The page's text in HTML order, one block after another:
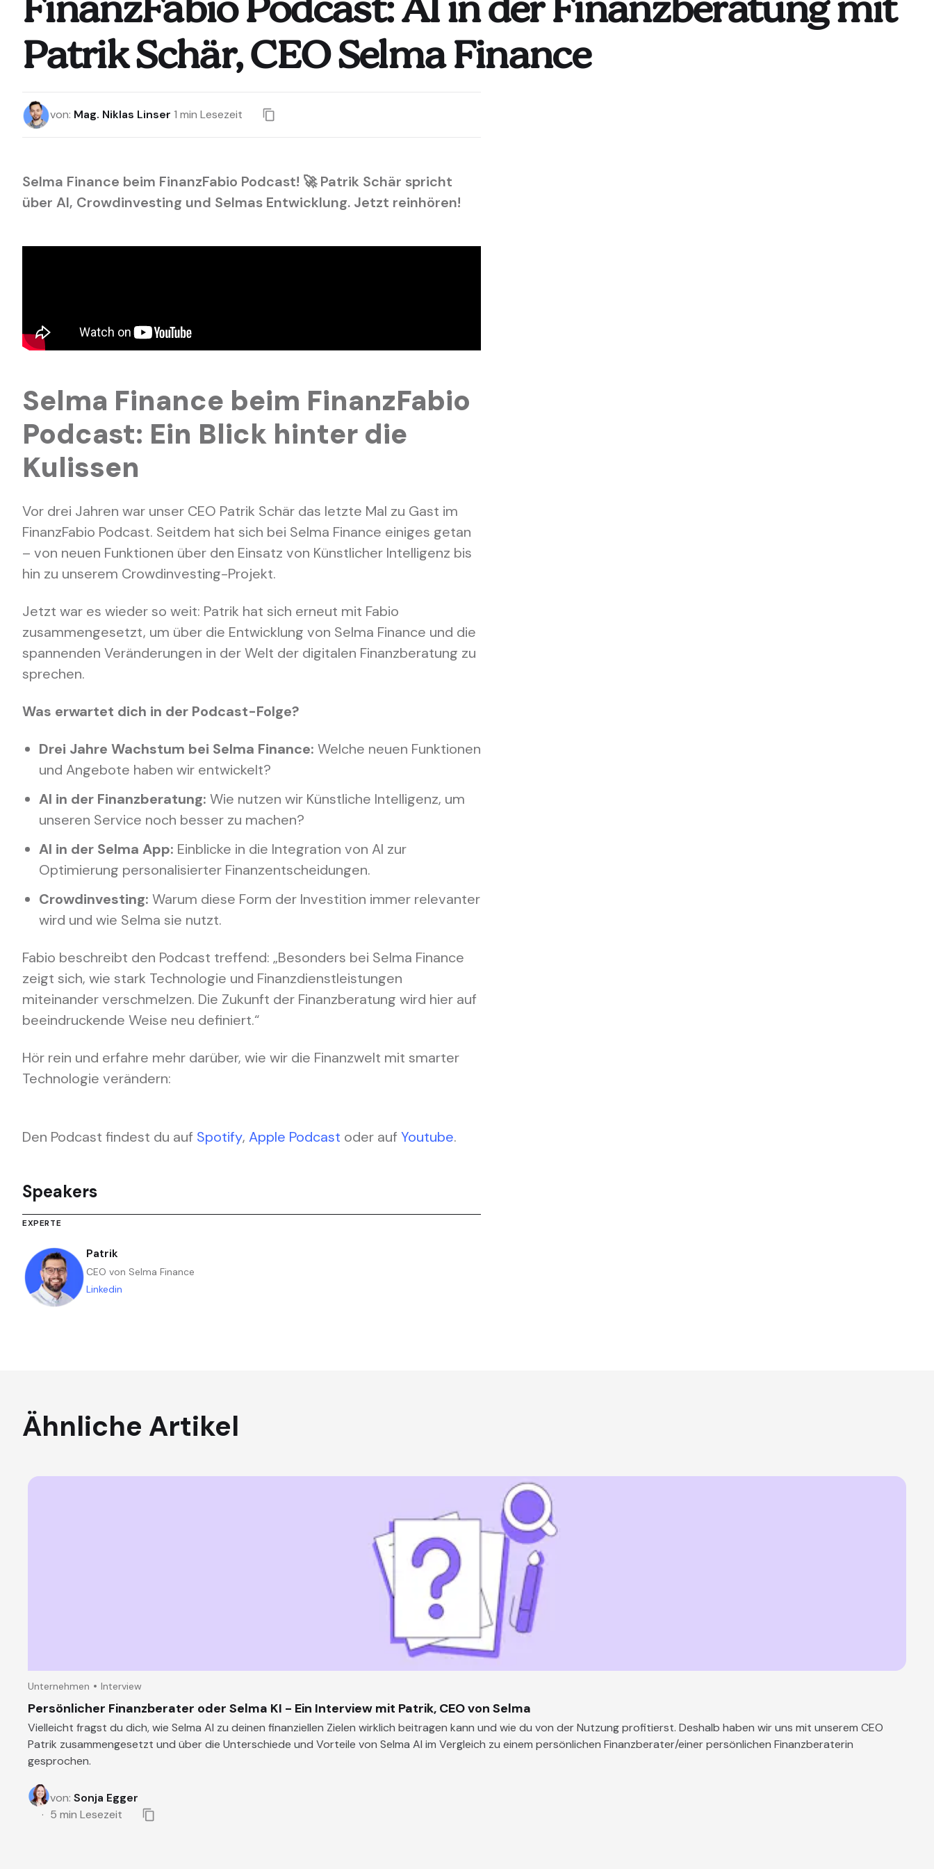
FinanzFabio Podcast: AI in der Finanz­be­ra­tung mit
Patrik Schär, CEO Selma Finance
von: Mag. Niklas Linser 1 min Lesezeit
Selma Finance beim FinanzFabio Podcast! 🚀 Patrik Schär spricht
über AI, Crowdinvesting und Selmas Entwicklung. Jetzt reinhören!
Selma Finance beim FinanzFabio
Podcast: Ein Blick hinter die
Kulissen
Vor drei Jahren war unser CEO Patrik Schär das letzte Mal zu Gast im
FinanzFabio Podcast. Seitdem hat sich bei Selma Finance einiges getan
– von neuen Funktionen über den Einsatz von Künstlicher Intelligenz bis
hin zu unserem Crowdinvesting-Projekt.
Jetzt war es wieder so weit: Patrik hat sich erneut mit Fabio
zusammengesetzt, um über die Entwicklung von Selma Finance und die
spannenden Veränderungen in der Welt der digitalen Finanzberatung zu
sprechen.
Was erwartet dich in der Podcast-Folge?
Drei Jahre Wachstum bei Selma Finance: Welche neuen Funktionen
und Angebote haben wir entwickelt?
AI in der Finanzberatung: Wie nutzen wir Künstliche Intelligenz, um
unseren Service noch besser zu machen?
AI in der Selma App: Einblicke in die Integration von AI zur
Optimierung personalisierter Finanzentscheidungen.
Crowdinvesting: Warum diese Form der Investition immer relevanter
wird und wie Selma sie nutzt.
Fabio beschreibt den Podcast treffend: „Besonders bei Selma Finance
zeigt sich, wie stark Technologie und Finanzdienstleistungen
miteinander verschmelzen. Die Zukunft der Finanzberatung wird hier auf
beeindruckende Weise neu definiert.“
Hör rein und erfahre mehr darüber, wie wir die Finanzwelt mit smarter
Technologie verändern:
Den Podcast findest du auf Spotify, Apple Podcast oder aufYoutube.
Speakers
EXPERTE
Patrik
CEO von Selma Finance
Linkedin
Ähnliche Artikel
Unternehmen Interview
Persönlicher Finanzberater oder Selma KI - Ein Interview mit Patrik, CEO von Selma
Vielleicht fragst du dich, wie Selma AI zu deinen finanziellen Zielen wirklich beitragen kann und wie du von der Nutzung profitierst. Deshalb haben wir uns mit unserem CEO
Patrik zusammengesetzt und über die Unterschiede und Vorteile von Selma AI im Vergleich zu einem persönlichen Finanzberater/einer persönlichen Finanzberaterin
gesprochen.
von: Sonja Egger
5 min Lesezeit